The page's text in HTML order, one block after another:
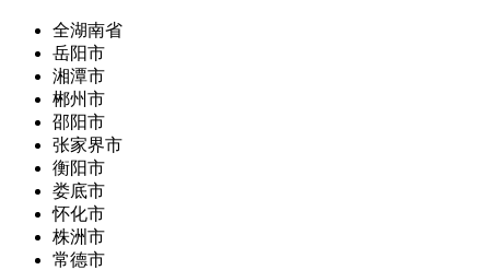
全湖南省
岳阳市
湘潭市
郴州市
邵阳市
张家界市
衡阳市
娄底市
怀化市
株洲市
常德市